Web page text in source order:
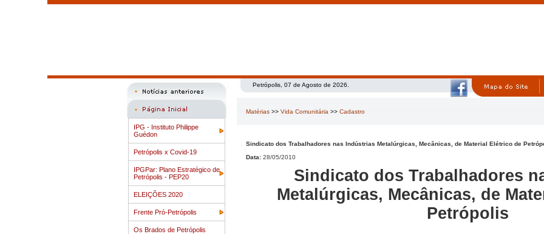
IPG - Instituto Philippe
Guédon
Petrópolis x Covid-19
IPGPar: Plano Estratégico de
Petrópolis - PEP20
ELEIÇÕES 2020
Frente Pró-Petrópolis
Os Brados de Petrópolis
Petrópolis, 07 de Agosto de 2026.
Matérias >> Vida Comunitária >> Cadastro
Sindicato dos Trabalhadores nas Indústrias Metalúrgicas, Mecânicas, de Material Elétrico de
Data: 28/05/2010
Sindicato dos Trabalhadores
Metalúrgicas, Mecânicas, de
Petrópolis